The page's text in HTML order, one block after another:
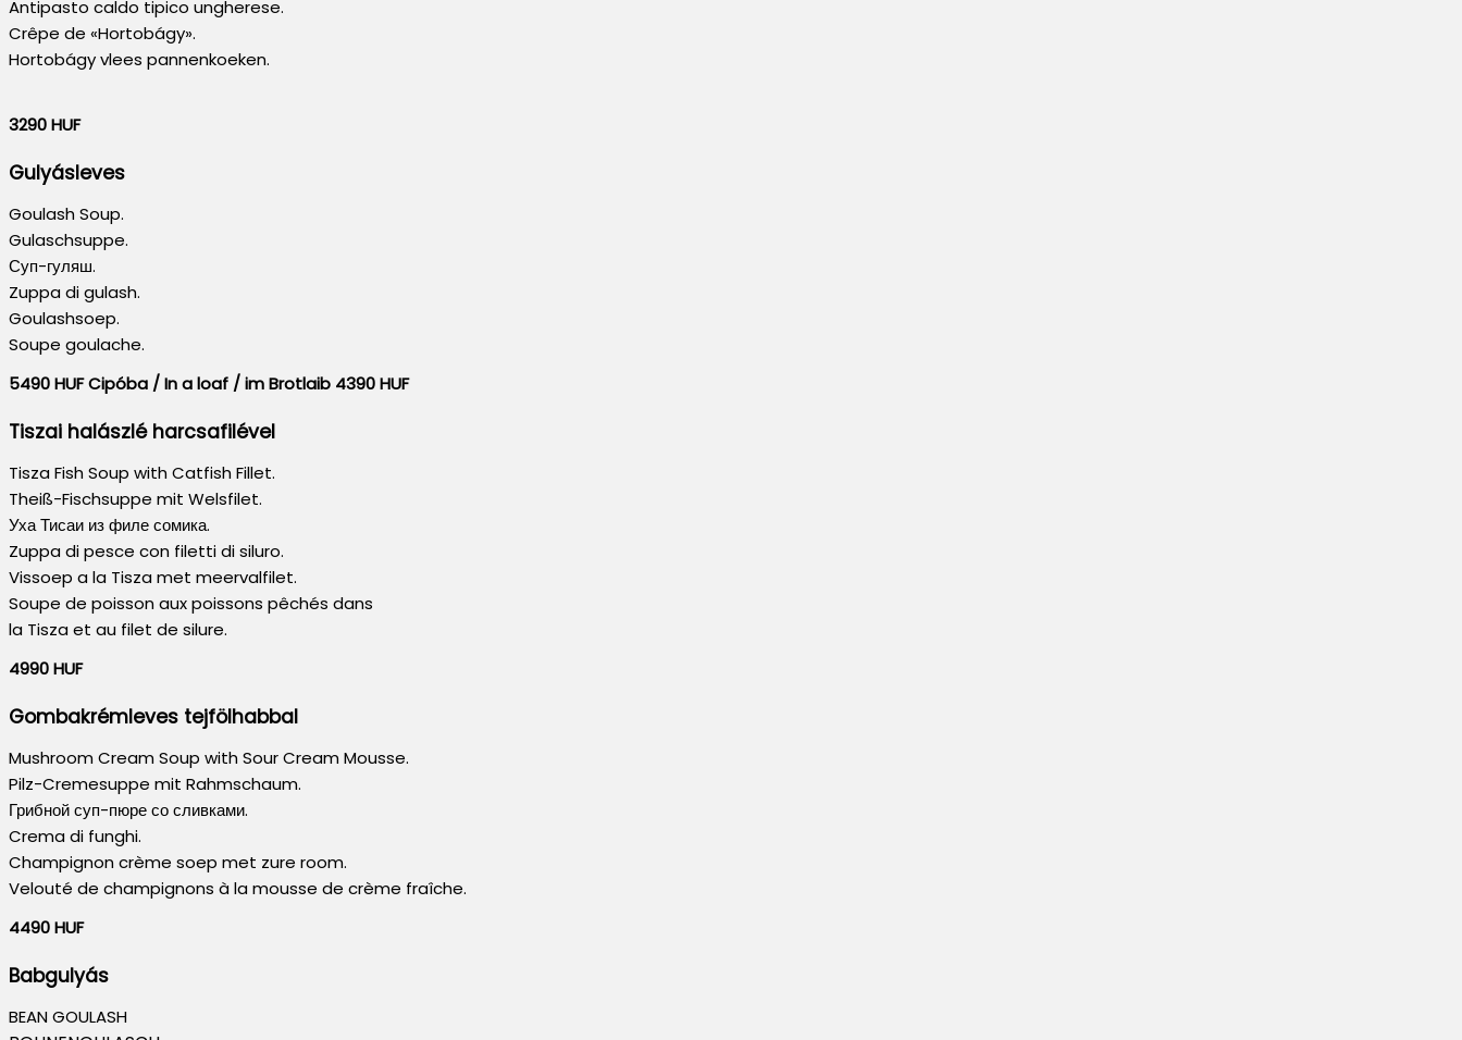
Antipasto caldo tipico ungherese.
Crêpe de «Hortobágy».
Hortobágy vlees pannenkoeken.
3290 HUF
Gulyásleves
Goulash Soup.
Gulaschsuppe.
Суп-гуляш.
Zuppa di gulash.
Goulashsoep.
Soupe goulache.
5490 HUF Cipóba / In a loaf / im Brotlaib 4390 HUF
Tiszai halászlé harcsafilével
Tisza Fish Soup with Catfish Fillet.
Theiß-Fischsuppe mit Welsfilet.
Уха Тисаи из филе сомика.
Zuppa di pesce con filetti di siluro.
Vissoep a la Tisza met meervalfilet.
Soupe de poisson aux poissons pêchés dans
la Tisza et au filet de silure.
4990 HUF
Gombakrémleves tejfölhabbal
Mushroom Cream Soup with Sour Cream Mousse.
Pilz-Cremesuppe mit Rahmschaum.
Грибной суп-пюре со сливками.
Crema di funghi.
Champignon crème soep met zure room.
Velouté de champignons à la mousse de crème fraîche.
4490 HUF
Babgulyás
BEAN GOULASH